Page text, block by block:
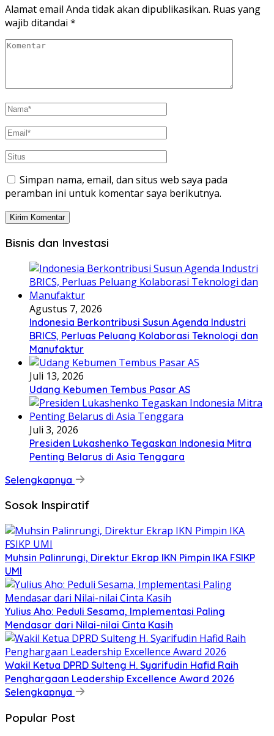
Alamat email Anda tidak akan dipublikasikan. Ruas yang
wajib ditandai *
Simpan nama, email, dan situs web saya pada
peramban ini untuk komentar saya berikutnya.
Bisnis dan Investasi
Agustus 7, 2026
Indonesia Berkontribusi Susun Agenda Industri
BRICS, Perluas Peluang Kolaborasi Teknologi dan
Manufaktur
Juli 13, 2026
Udang Kebumen Tembus Pasar AS
Juli 3, 2026
Presiden Lukashenko Tegaskan Indonesia Mitra
Penting Belarus di Asia Tenggara
Selengkapnya
Sosok Inspiratif
Muhsin Palinrungi, Direktur Ekrap IKN Pimpin IKA FSIKP
UMI
Yulius Aho: Peduli Sesama, Implementasi Paling
Mendasar dari Nilai-nilai Cinta Kasih
Wakil Ketua DPRD Sulteng H. Syarifudin Hafid Raih
Penghargaan Leadership Excellence Award 2026
Selengkapnya
Popular Post